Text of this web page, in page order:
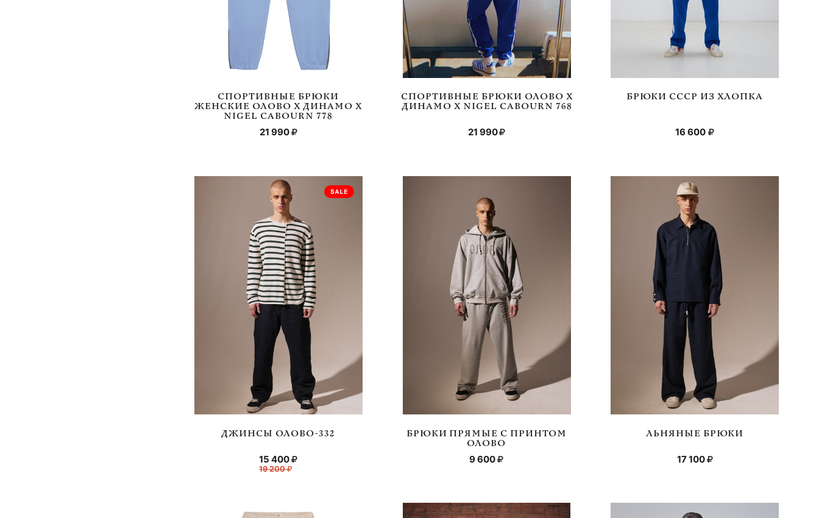
СПОРТИВНЫЕ БРЮКИ
ЖЕНСКИЕ ОЛОВО Х ДИНАМО Х
NIGEL CABOURN 778
21 990
СПОРТИВНЫЕ БРЮКИ ОЛОВО Х
ДИНАМО Х NIGEL CABOURN 768
21 990
БРЮКИ СССР ИЗ ХЛОПКА
16 600
ДЖИНСЫ ОЛОВО-332
19 200
15 400
БРЮКИ ПРЯМЫЕ C ПРИНТОМ
ОЛОВО
9 600
ЛЬНЯНЫЕ БРЮКИ
17 100